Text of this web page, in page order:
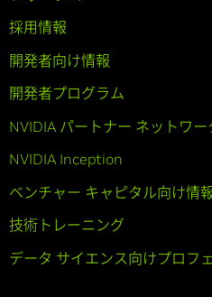
採用情報
開発者向け情報
開発者プログラム
NVIDIA パートナー ネットワー
NVIDIA Inception
ベンチャー キャピタル向け情
技術トレーニング
データ サイエンス向けプロフ